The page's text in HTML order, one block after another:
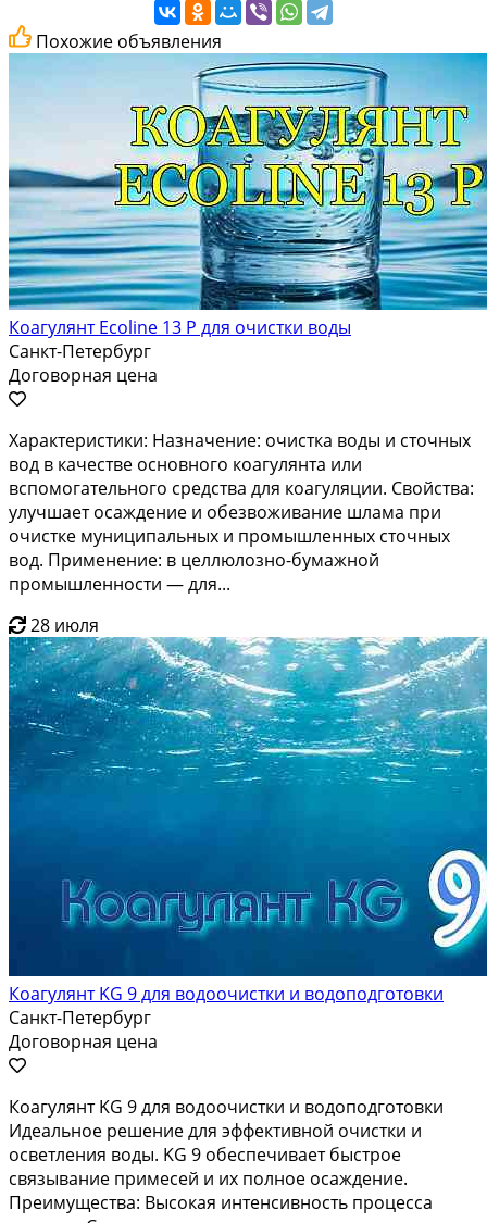
Похожие объявления
Коагулянт Ecoline 13 P для очистки воды
Санкт-Петербург
Договорная цена
Характеристики: Назначение: очистка воды и сточных
вод в качестве основного коагулянта или
вспомогательного средства для коагуляции. Свойства:
улучшает осаждение и обезвоживание шлама при
очистке муниципальных и промышленных сточных
вод. Применение: в целлюлозно-бумажной
промышленности — для...
28 июля
Коагулянт KG 9 для водоочистки и водоподготовки
Санкт-Петербург
Договорная цена
Коагулянт KG 9 для водоочистки и водоподготовки
Идеальное решение для эффективной очистки и
осветления воды. KG 9 обеспечивает быстрое
связывание примесей и их полное осаждение.
Преимущества: Высокая интенсивность процесса